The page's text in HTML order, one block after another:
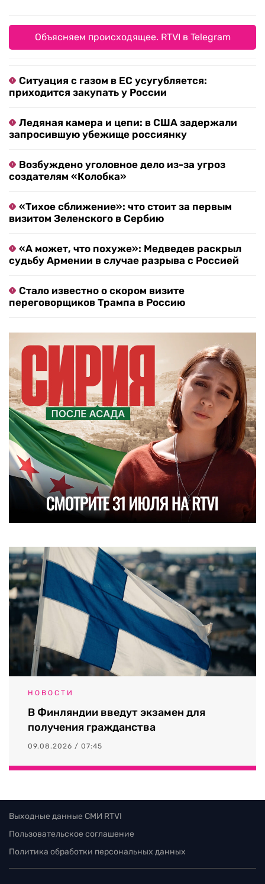
Объясняем происходящее. RTVI в Telegram
Ситуация с газом в ЕС усугубляется:
приходится закупать у России
Ледяная камера и цепи: в США задержали
запросившую убежище россиянку
Возбуждено уголовное дело из-за угроз
создателям «Колобка»
«Тихое сближение»: что стоит за первым
визитом Зеленского в Сербию
«А может, что похуже»: Медведев раскрыл
судьбу Армении в случае разрыва с Россией
Стало известно о скором визите
переговорщиков Трампа в Россию
НОВОСТИ
В Финляндии введут экзамен для
получения гражданства
09.08.2026 / 07:45
Выходные данные СМИ RTVI
Пользовательское соглашение
Политика обработки персональных данных